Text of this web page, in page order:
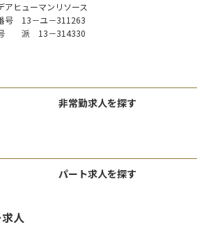
アヒューマンリソース
号 13－ユ－311263
号 派 13－314330
非常勤求人を探す
パート求人を探す
人